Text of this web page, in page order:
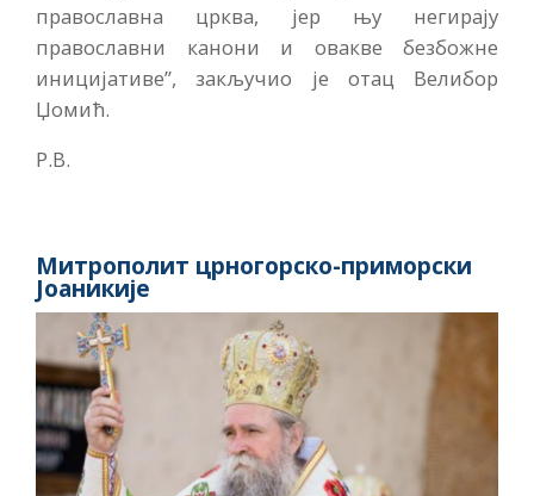
православна црква, јер њу негирају
православни канони и овакве безбожне
иницијативе”, закључио је отац Велибор
Џомић.
Р.В.
Митрополит црногорско-приморски
Јоаникије